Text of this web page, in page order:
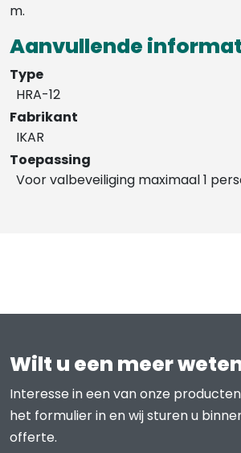
m.
Aanvullende
Type
HRA-12
Fabrikant
IKAR
Toepassing
Voor valbeveiliging maximaal 1
Wilt u een meer
Interesse in een van onze
het formulier in en wij sturen u
offerte.